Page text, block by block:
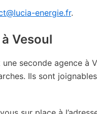
energie.fr.
Vesoul
seconde agence
Ils sont